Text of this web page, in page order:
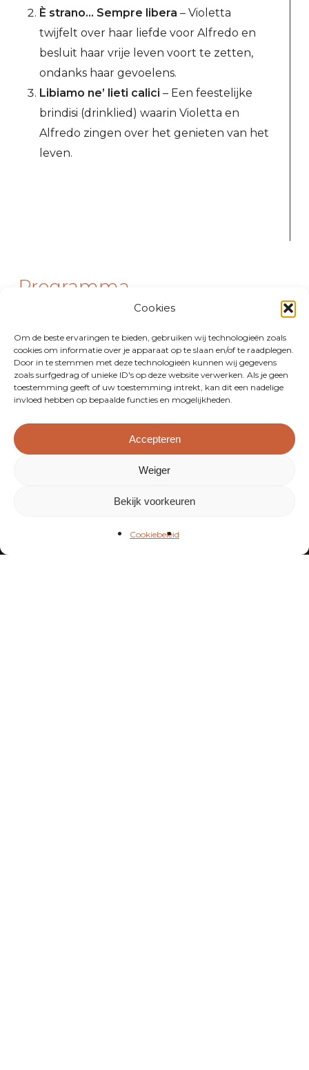
Cookies
Om de beste ervaringen te bieden, gebruiken wij technologieën zoals
cookies om informatie over je apparaat op te slaan en/of te raadplegen.
Door in te stemmen met deze technologieën kunnen wij gegevens
zoals surfgedrag of unieke ID's op deze website verwerken. Als je geen
toestemming geeft of uw toestemming intrekt, kan dit een nadelige
invloed hebben op bepaalde functies en mogelijkheden.
Accepteren
Weiger
Bekijk voorkeuren
Cookiebeleid
È strano… Sempre libera – Violetta
twijfelt over haar liefde voor Alfredo en
besluit haar vrije leven voort te zetten,
ondanks haar gevoelens.
Libiamo ne’ lieti calici – Een feestelijke
brindisi (drinklied) waarin Violetta en
Alfredo zingen over het genieten van het
leven.
Programma
1. Programmaonderdeel
Info